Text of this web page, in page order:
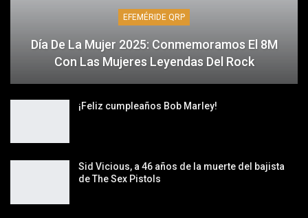
EFEMÉRIDE QRP
Día De La Mujer 2025: Conmemoramos El 8M
Con Las Mujeres Leyendas Del Rock
¡Feliz cumpleaños Bob Marley!
Sid Vicious, a 46 años de la muerte del bajista
de The Sex Pistols